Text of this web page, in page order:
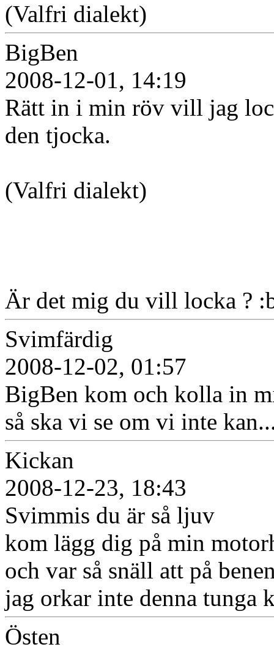
(Valfri dialekt)
BigBen
2008-12-01, 14:19
Rätt in i min röv vill jag
den tjocka.
(Valfri dialekt)
Är det mig du vill locka ?
Svimfärdig
2008-12-02, 01:57
BigBen kom och kolla in
så ska vi se om vi inte
Kickan
2008-12-23, 18:43
Svimmis du är så ljuv
kom lägg dig på min
och var så snäll att på
jag orkar inte denna tunga
Östen